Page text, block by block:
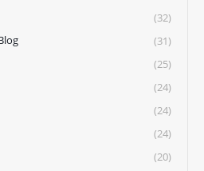
(32)
(31)
(25)
(24)
(24)
(24)
(20)